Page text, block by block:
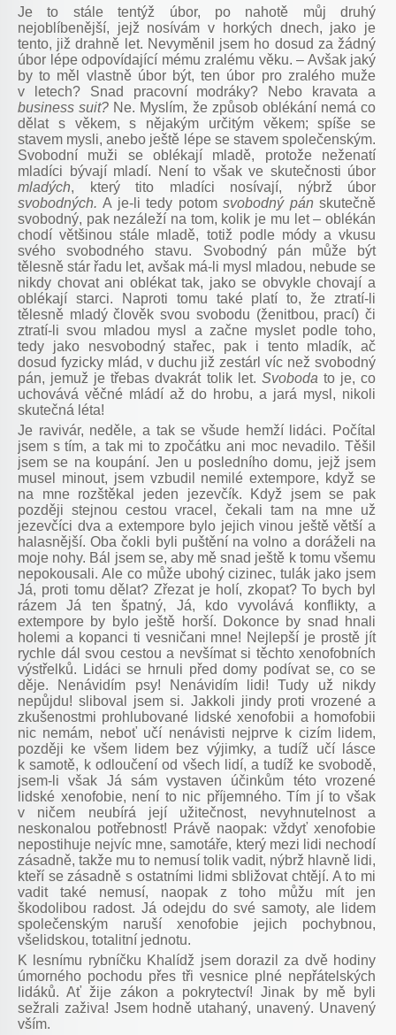
Je to stále tentýž úbor, po nahotě můj druhý
nejoblíbenější, jejž nosívám v horkých dnech, jako je
tento, již drahně let. Nevyměnil jsem ho dosud za žádný
úbor lépe odpovídající mému zralému věku. – Avšak jaký
by to měl vlastně úbor být, ten úbor pro zralého muže
v letech? Snad pracovní modráky? Nebo kravata a
business suit? Ne. Myslím, že způsob oblékání nemá co
dělat s věkem, s nějakým určitým věkem; spíše se
stavem mysli, anebo ještě lépe se stavem společenským.
Svobodní muži se oblékají mladě, protože neženatí
mladíci bývají mladí. Není to však ve skutečnosti úbor
mladých, který tito mladíci nosívají, nýbrž úbor
svobodných.A je-li tedy potomsvobodný pán skutečně
svobodný, pak nezáleží na tom, kolik je mu let – oblékán
chodí většinou stále mladě, totiž podle módy a vkusu
svého svobodného stavu. Svobodný pán může být
tělesně stár řadu let, avšak má-li mysl mladou, nebude se
nikdy chovat ani oblékat tak, jako se obvykle chovají a
oblékají starci. Naproti tomu také platí to, že ztratí-li
tělesně mladý člověk svou svobodu (ženitbou, prací) či
ztratí-li svou mladou mysl a začne myslet podle toho,
tedy jako nesvobodný stařec, pak i tento mladík, ač
dosud fyzicky mlád, v duchu již zestárl víc než svobodný
pán, jemuž je třebas dvakrát tolik let. Svoboda to je, co
uchovává věčné mládí až do hrobu, a jará mysl, nikoli
skutečná léta!
Je ravivár, neděle, a tak se všude hemží lidáci. Počítal
jsem s tím, a tak mi to zpočátku ani moc nevadilo. Těšil
jsem se na koupání. Jen u posledního domu, jejž jsem
musel minout, jsem vzbudil nemilé extempore, když se
na mne rozštěkal jeden jezevčík. Když jsem se pak
později stejnou cestou vracel, čekali tam na mne už
jezevčíci dva a extempore bylo jejich vinou ještě větší a
halasnější. Oba čokli byli puštění na volno a doráželi na
moje nohy. Bál jsem se, aby mě snad ještě k tomu všemu
nepokousali. Ale co může ubohý cizinec, tulák jako jsem
Já, proti tomu dělat? Zřezat je holí, zkopat? To bych byl
rázem Já ten špatný, Já, kdo vyvolává konflikty, a
extempore by bylo ještě horší. Dokonce by snad hnali
holemi a kopanci ti vesničani mne! Nejlepší je prostě jít
rychle dál svou cestou a nevšímat si těchto xenofobních
výstřelků. Lidáci se hrnuli před domy podívat se, co se
děje. Nenávidím psy! Nenávidím lidi! Tudy už nikdy
nepůjdu! sliboval jsem si. Jakkoli jindy proti vrozené a
zkušenostmi prohlubované lidské xenofobii a homofobii
nic nemám, neboť učí nenávisti nejprve k cizím lidem,
později ke všem lidem bez výjimky, a tudíž učí lásce
k samotě, k odloučení od všech lidí, a tudíž ke svobodě,
jsem-li však Já sám vystaven účinkům této vrozené
lidské xenofobie, není to nic příjemného. Tím jí to však
v ničem neubírá její užitečnost, nevyhnutelnost a
neskonalou potřebnost! Právě naopak: vždyť xenofobie
nepostihuje nejvíc mne, samotáře, který mezi lidi nechodí
zásadně, takže mu to nemusí tolik vadit, nýbrž hlavně lidi,
kteří se zásadně s ostatními lidmi sbližovat chtějí. A to mi
vadit také nemusí, naopak z toho můžu mít jen
škodolibou radost. Já odejdu do své samoty, ale lidem
společenským naruší xenofobie jejich pochybnou,
všelidskou, totalitní jednotu.
K lesnímu rybníčku Khalídž jsem dorazil za dvě hodiny
úmorného pochodu přes tři vesnice plné nepřátelských
lidáků. Ať žije zákon a pokrytectví! Jinak by mě byli
sežrali zaživa! Jsem hodně utahaný, unavený. Unavený
vším.